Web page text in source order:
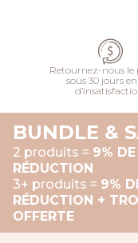
Retournez-nous
sous 30 jours
BUNDLE &
2 produits = 9% DE
RÉDUCTION
3+ produits = 9%
RÉDUCTION +
OFFERTE